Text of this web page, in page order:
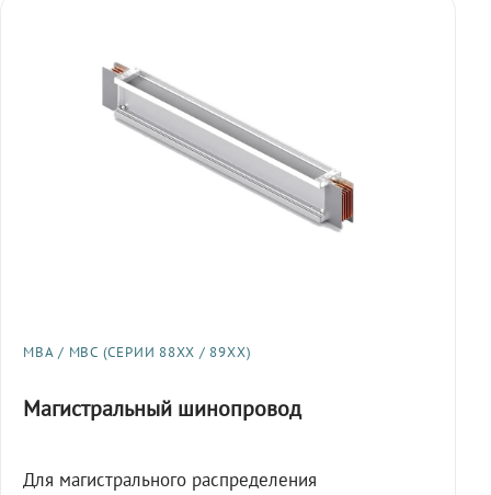
МВА / МВС (СЕРИИ 88XX / 89XX)
Магистральный шинопровод
Для магистрального распределения